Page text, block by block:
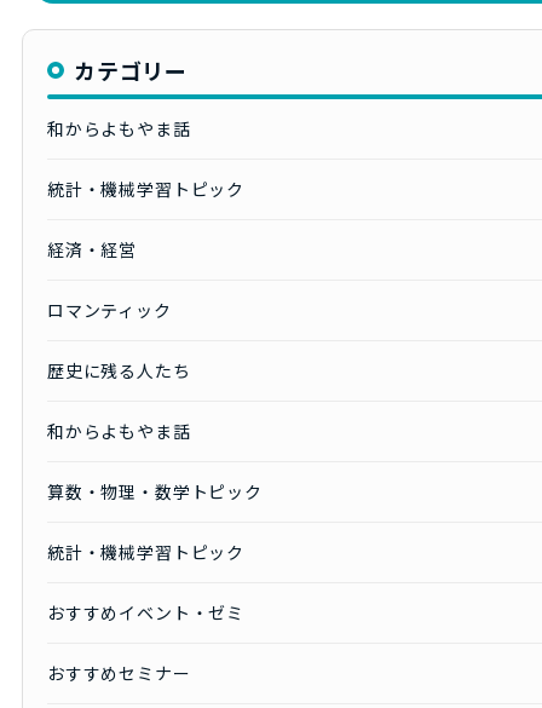
カテゴリー
和からよもやま話
統計・機械学習トピック
経済・経営
ロマンティック
歴史に残る人たち
和からよもやま話
算数・物理・数学トピック
統計・機械学習トピック
おすすめイベント・ゼミ
おすすめセミナー